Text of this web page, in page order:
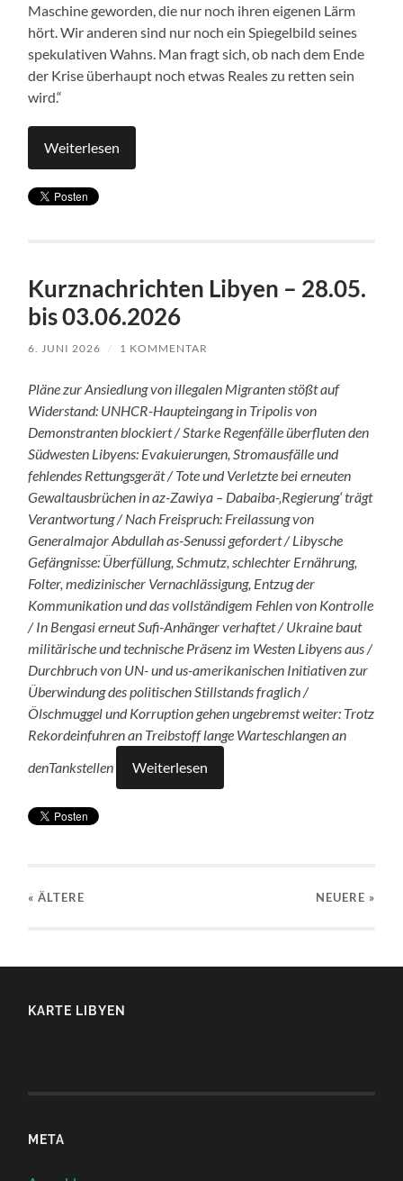
Maschine geworden, die nur noch ihren eigenen Lärm
hört. Wir anderen sind nur noch ein Spiegelbild seines
spekulativen Wahns. Man fragt sich, ob nach dem Ende
der Krise überhaupt noch etwas Reales zu retten sein
wird.“
Weiterlesen
Kurznachrichten Libyen – 28.05.
bis 03.06.2026
6. JUNI 2026 / 1 KOMMENTAR
Pläne zur Ansiedlung von illegalen Migranten stößt auf
Widerstand: UNHCR-Haupteingang in Tripolis von
Demonstranten blockiert / Starke Regenfälle überfluten den
Südwesten Libyens: Evakuierungen, Stromausfälle und
fehlendes Rettungsgerät / Tote und Verletzte bei erneuten
Gewaltausbrüchen in az-Zawiya – Dabaiba-‚Regierung‘ trägt
Verantwortung / Nach Freispruch: Freilassung von
Generalmajor Abdullah as-Senussi gefordert / Libysche
Gefängnisse: Überfüllung, Schmutz, schlechter Ernährung,
Folter, medizinischer Vernachlässigung, Entzug der
Kommunikation und das vollständigem Fehlen von Kontrolle
/ In Bengasi erneut Sufi-Anhänger verhaftet / Ukraine baut
militärische und technische Präsenz im Westen Libyens aus /
Durchbruch von UN- und us-amerikanischen Initiativen zur
Überwindung des politischen Stillstands fraglich /
Ölschmuggel und Korruption gehen ungebremst weiter: Trotz
Rekordeinfuhren an Treibstoff lange Warteschlangen an
denTankstellen
Weiterlesen
« ÄLTERE NEUERE »
KARTE LIBYEN
META